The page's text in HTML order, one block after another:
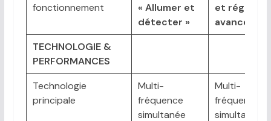
fonctionnement
« Allumer et
détecter »
et réglages
avancés
TECHNOLOGIE &
PERFORMANCES
Technologie
principale
Multi-
fréquence
simultanée
Multi-
fréquence
simultanée